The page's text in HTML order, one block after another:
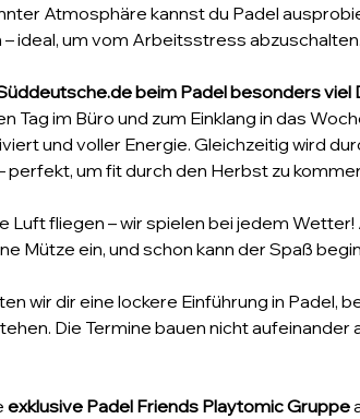
Atmosphäre kannst du Padel
ideal, um vom Arbeitsstress
beim Padel besonders
Tag im Büro und zum Einklang in das
und voller Energie. Gleichzeitig wird
um fit durch den Herbst zu
Luft fliegen – wir spielen bei jedem
Mütze ein, und schon kann der Spaß
wir dir eine lockere Einführung in Padel,
Die Termine bauen nicht aufeinander
exklusive Padel Friends Playtomic Gruppe